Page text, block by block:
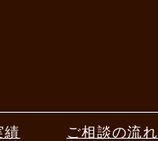
績 ご相談の流れ